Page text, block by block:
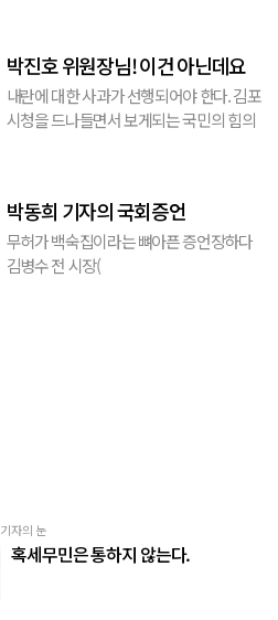
민(惑...
박진호 위원장님! 이건 아닌데요
내란에 대한 사과가 선행되어야 한다. 김포
시청을 드나들면서 보게되는 국민의 힘의
이 하...
박동희 기자의 국회증언
무허가 백숙집이라는 뼈아픈 증언장하다
김병수 전 시장(
기자의 눈
혹세무민은 통하지 않는다.